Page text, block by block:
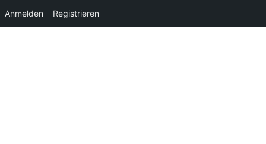
Anmelden Registrieren